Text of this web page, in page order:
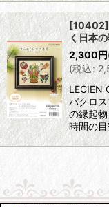
[10402]
く日本
2,300円
(税込:
LECIEN
バクロ
の縁起
時間の